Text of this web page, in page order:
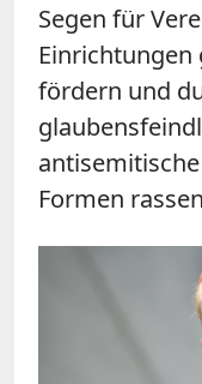
Segen für
Einrichtungen
fördern und
Formen